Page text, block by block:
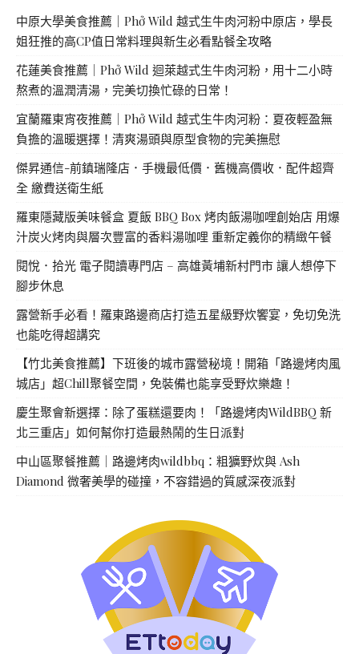
中原大學美食推薦｜Phở Wild 越式生牛肉河粉中原店，學長
姐狂推的高CP值日常料理與新生必看點餐全攻略
花蓮美食推薦｜Phở Wild 迴萊越式生牛肉河粉，用十二小時
熬煮的溫潤清湯，完美切換忙碌的日常！
宜蘭羅東宵夜推薦｜Phở Wild 越式生牛肉河粉：夏夜輕盈無
負擔的溫暖選擇！清爽湯頭與原型食物的完美撫慰
傑昇通信-前鎮瑞隆店．手機最低價．舊機高價收．配件超齊
全 繳費送衛生紙
羅東隱藏版美味餐盒 夏飯 BBQ Box 烤肉飯湯咖哩創始店 用爆
汁炭火烤肉與層次豐富的香料湯咖哩 重新定義你的精緻午餐
閱悅．拾光 電子閱讀專門店 – 高雄黃埔新村門市 讓人想停下
腳步休息
露營新手必看！羅東路邊商店打造五星級野炊饗宴，免切免洗
也能吃得超講究
【竹北美食推薦】下班後的城市露營秘境！開箱「路邊烤肉風
城店」超Chill聚餐空間，免裝備也能享受野炊樂趣！
慶生聚會新選擇：除了蛋糕還要肉！「路邊烤肉WildBBQ 新
北三重店」如何幫你打造最熱鬧的生日派對
中山區聚餐推薦｜路邊烤肉wildbbq：粗獷野炊與 Ash
Diamond 微奢美學的碰撞，不容錯過的質感深夜派對